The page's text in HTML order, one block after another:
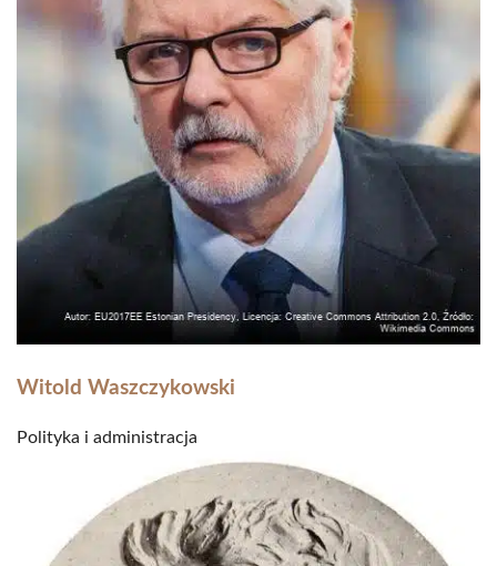
Witold Waszczykowski
Polityka i administracja